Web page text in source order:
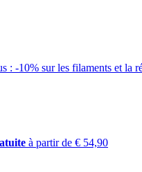
: -10% sur les filaments et la
à partir de € 54,90